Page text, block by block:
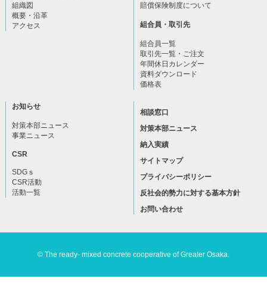
組織図
概要・沿革
アクセス
賠償保険制度について
組合員・取引先
組合員一覧
取引先一覧・ご注文
年間休日カレンダー
資料ダウンロード
価格表
お知らせ
対策本部ニュース
事業ニュース
CSR
SDGｓ
CSR活動
活動一覧
相談窓口
対策本部ニュース
納入実績
サイトマップ
プライバシーポリシー
反社会的勢力に対する基本方針
お問い合わせ
© The ready- mixed concrete cooperative of Greater Osaka.